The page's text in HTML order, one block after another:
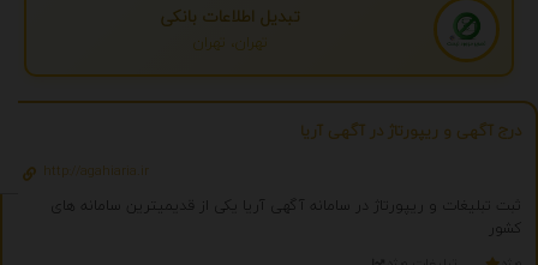
تبدیل اطلاعات بانکی
تهران، تهران
درج آگهی و ریپورتاژ در آگهی آریا
http://agahiaria.ir
ثبت تبلیغات و ریپورتاژ در سامانه آگهی آریا یکی از قدیمیترین سامانه های
کشور